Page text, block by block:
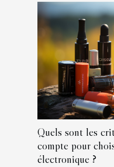
Quels sont les
compte pour
électronique ?